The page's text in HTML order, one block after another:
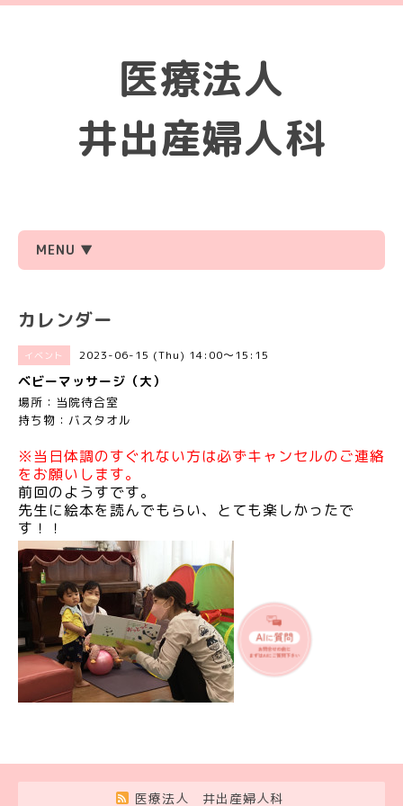
医療法人
井出産婦人科
MENU ▼
カレンダー
イベント 2023-06-15 (Thu) 14:00～15:15
ベビーマッサージ（大）
場所：当院待合室
持ち物：バスタオル
※当日体調のすぐれない方は必ずキャンセルのご連絡
をお願いします。
前回のようすです。
先生に絵本を読んでもらい、とても楽しかったで
す！！
医療法人 井出産婦人科